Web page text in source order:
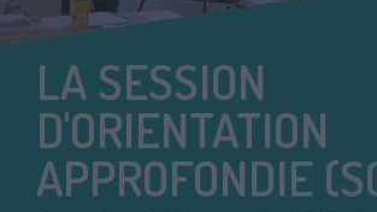
LA SESSION
D'ORIENTATION
APPROFONDIE